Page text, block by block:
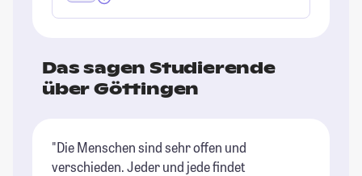
Das sagen Studierende
über Göttingen
"Die Menschen sind sehr offen und
verschieden. Jeder und jede findet